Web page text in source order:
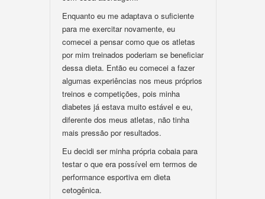
Enquanto eu me adaptava o suficiente
para me exercitar novamente, eu
comecei a pensar como que os atletas
por mim treinados poderiam se beneficiar
dessa dieta. Então eu comecei a fazer
algumas experiências nos meus próprios
treinos e competições, pois minha
diabetes já estava muito estável e eu,
diferente dos meus atletas, não tinha
mais pressão por resultados.
Eu decidi ser minha própria cobaia para
testar o que era possível em termos de
performance esportiva em dieta
cetogênica.